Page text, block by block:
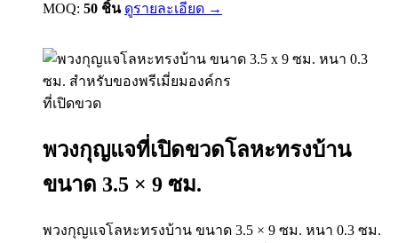
MOQ: 50 ชิ้น ดูรายละเอียด →
ที่เปิดขวด
พวงกุญแจที่เปิดขวดโลหะทรงบ้าน
ขนาด 3.5 × 9 ซม.
พวงกุญแจโลหะทรงบ้าน ขนาด 3.5 × 9 ซม. หนา 0.3 ซม.